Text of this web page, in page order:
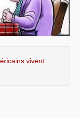
vivent